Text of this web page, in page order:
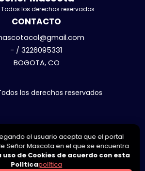
los derechos reservados
CONTACTO
- / 3226095331
BOGOTA, CO
los derechos reservados
el usuario acepta que el portal
Señor Mascota en el que se encuentra
uso de Cookies de acuerdo con esta
Políticapolítica